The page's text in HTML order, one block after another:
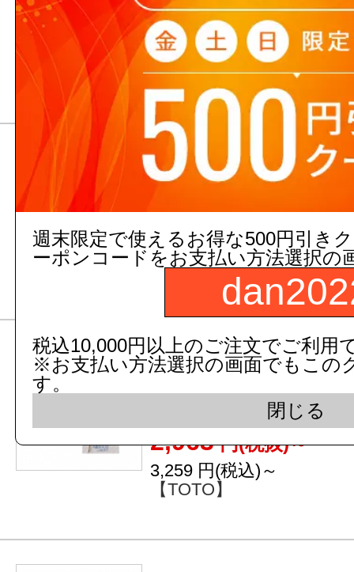
2,325 円(税抜)～
2,557 円(税込)～
【TOTO】
タンク内部金具部品
1,987
2,186 円(税込)～
【TOTO】
タンク内部金具部品
2,963 円(税抜)～
3,259 円(税込)～
【TOTO】
週末限定で使えるお得な500円引き
ーポンコードをお支払い方法選択の
税込10,000円以上のご注文でご利用
※お支払い方法選択の画面でもこの
す。
閉じる